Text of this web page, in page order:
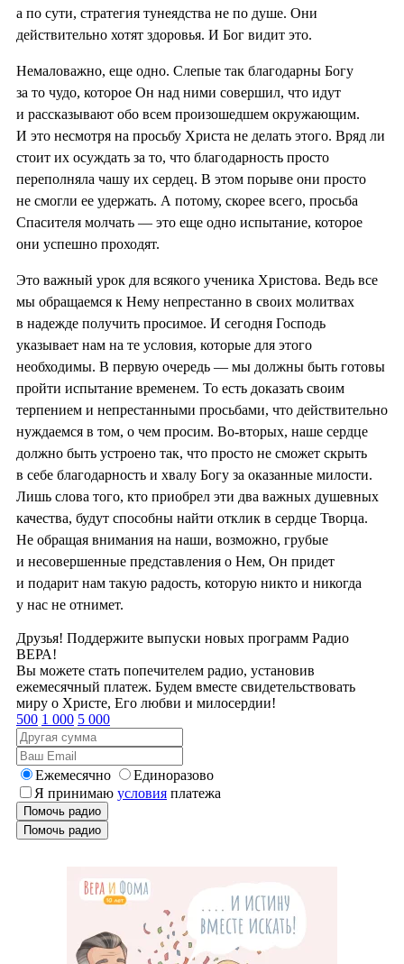
а по сути, стратегия тунеядства не по душе. Они
действительно хотят здоровья. И Бог видит это.
Немаловажно, еще одно. Слепые так благодарны Богу
за то чудо, которое Он над ними совершил, что идут
и рассказывают обо всем произошедшем окружающим.
И это несмотря на просьбу Христа не делать этого. Вряд ли
стоит их осуждать за то, что благодарность просто
переполняла чашу их сердец. В этом порыве они просто
не смогли ее удержать. А потому, скорее всего, просьба
Спасителя молчать — это еще одно испытание, которое
они успешно проходят.
Это важный урок для всякого ученика Христова. Ведь все
мы обращаемся к Нему непрестанно в своих молитвах
в надежде получить просимое. И сегодня Господь
указывает нам на те условия, которые для этого
необходимы. В первую очередь — мы должны быть готовы
пройти испытание временем. То есть доказать своим
терпением и непрестанными просьбами, что действительно
нуждаемся в том, о чем просим. Во-вторых, наше сердце
должно быть устроено так, что просто не сможет скрыть
в себе благодарность и хвалу Богу за оказанные милости.
Лишь слова того, кто приобрел эти два важных душевных
качества, будут способны найти отклик в сердце Творца.
Не обращая внимания на наши, возможно, грубые
и несовершенные представления о Нем, Он придет
и подарит нам такую радость, которую никто и никогда
у нас не отнимет.
Друзья! Поддержите выпуски новых программ Радио
ВЕРА!
Вы можете стать попечителем радио, установив
ежемесячный платеж. Будем вместе свидетельствовать
миру о Христе, Его любви и милосердии!
500 1 000 5 000
Ежемесячно
Единоразово
Я принимаю условия платежа
Помочь радио
Помочь радио